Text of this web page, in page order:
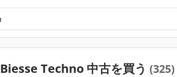
Biesse Techno 中古を買う (325)